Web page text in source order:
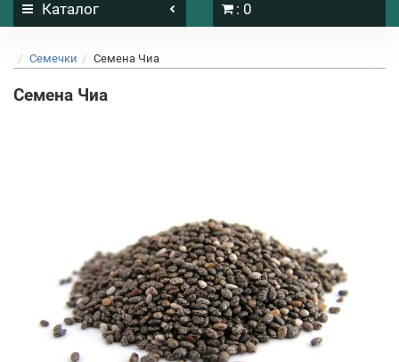
Каталог : 0
Семечки Семена Чиа
Семена Чиа